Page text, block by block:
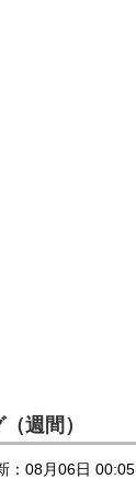
週間）
：08月06日 00:05